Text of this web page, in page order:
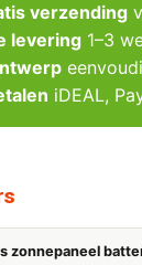
verzending
levering1–3
iDEAL,
zonnepaneel